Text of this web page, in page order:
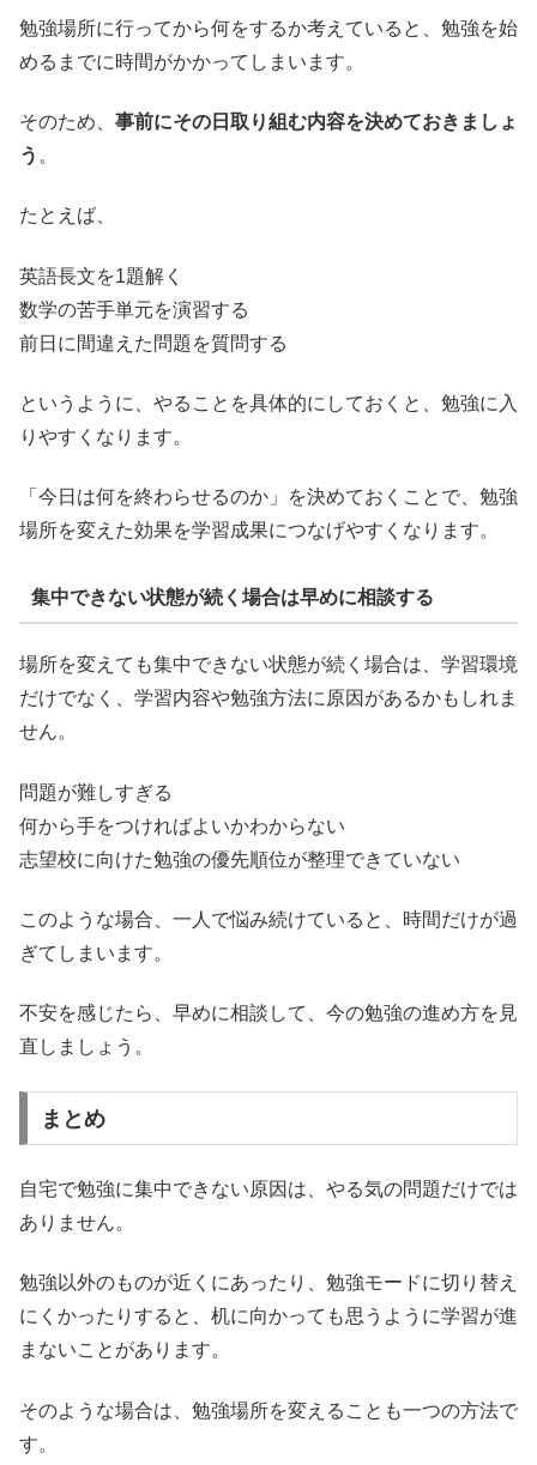
勉強場所に行ってから何をするか考えていると、勉強を始
めるまでに時間がかかってしまいます。
そのため、 事前にその日取り組む内容を決めておきましょ
う 。
たとえば、
英語長文を1題解く
数学の苦手単元を演習する
前日に間違えた問題を質問する
というように、やることを具体的にしておくと、勉強に入
りやすくなります。
「今日は何を終わらせるのか」を決めておくことで、勉強
場所を変えた効果を学習成果につなげやすくなります。
集中できない状態が続く場合は早めに相談する
場所を変えても集中できない状態が続く場合は、学習環境
だけでなく、学習内容や勉強方法に原因があるかもしれま
せん。
問題が難しすぎる
何から手をつければよいかわからない
志望校に向けた勉強の優先順位が整理できていない
このような場合、一人で悩み続けていると、時間だけが過
ぎてしまいます。
不安を感じたら、早めに相談して、今の勉強の進め方を見
直しましょう。
まとめ
自宅で勉強に集中できない原因は、やる気の問題だけでは
ありません。
勉強以外のものが近くにあったり、勉強モードに切り替え
にくかったりすると、机に向かっても思うように学習が進
まないことがあります。
そのような場合は、勉強場所を変えることも一つの方法で
す。